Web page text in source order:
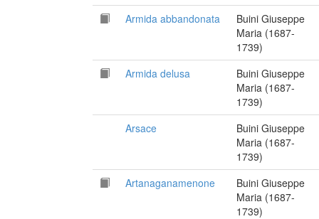
Armida abbandonata
Buini Giuseppe
Maria (1687-
1739)
Armida delusa
Buini Giuseppe
Maria (1687-
1739)
Arsace
Buini Giuseppe
Maria (1687-
1739)
Artanaganamenone
Buini Giuseppe
Maria (1687-
1739)